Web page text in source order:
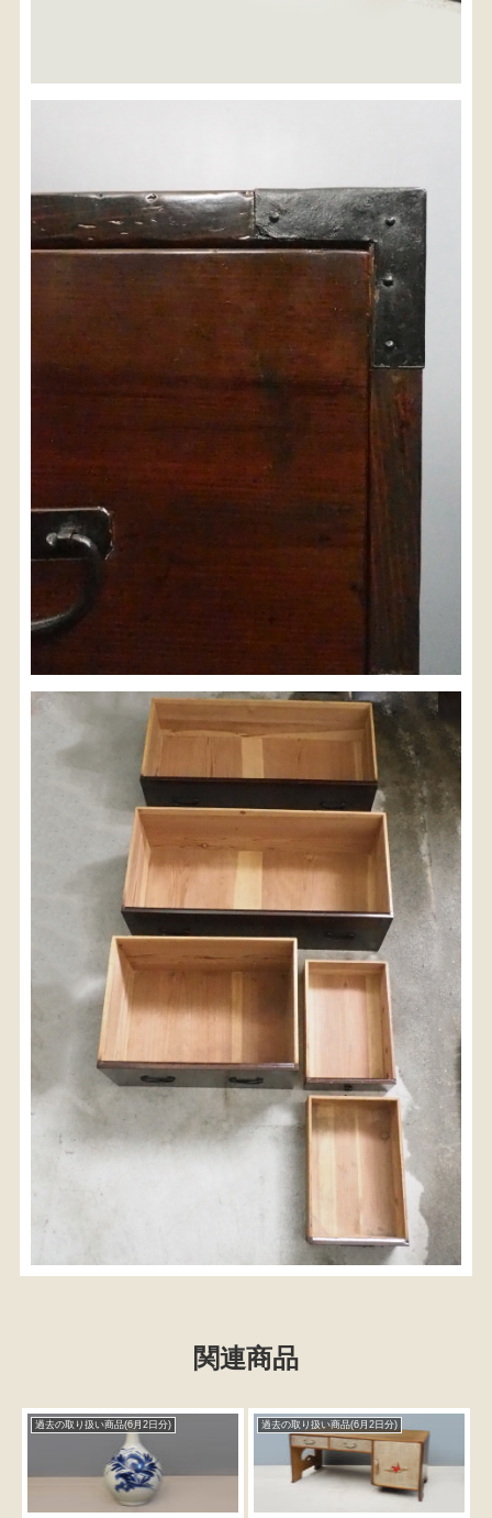
関連商品
過去の取り扱い商品(6月2日分) 過去の取り扱い商品(6月2日分)